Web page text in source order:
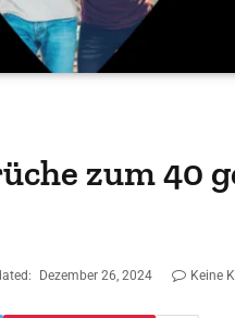
zum 40
Dezember 26, 2024 Keine